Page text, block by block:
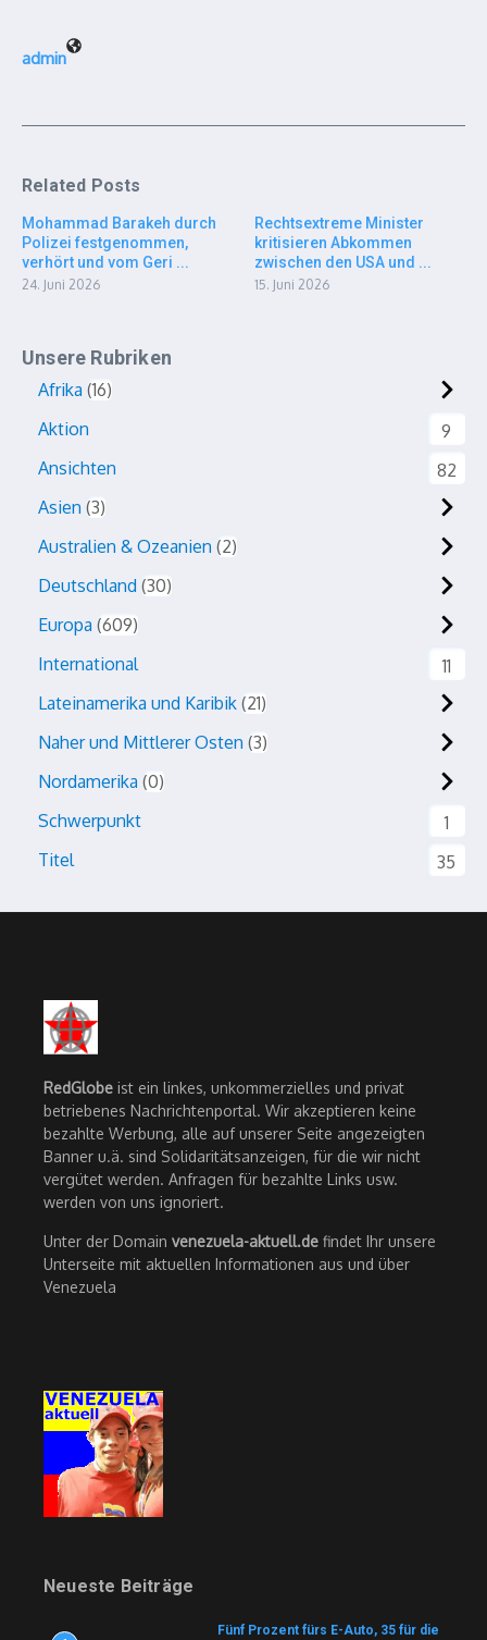
admin
Related Posts
Mohammad Barakeh durch
Polizei festgenommen,
verhört und vom Geri ...
24. Juni 2026
Rechtsextreme Minister
kritisieren Abkommen
zwischen den USA und ...
15. Juni 2026
Unsere Rubriken
Afrika 16
Aktion
9
Ansichten
82
Asien 3
Australien & Ozeanien 2
Deutschland 30
Europa 609
International
11
Lateinamerika und Karibik 21
Naher und Mittlerer Osten 3
Nordamerika 0
Schwerpunkt
1
Titel
35
RedGlobe ist ein linkes, unkommerzielles und privat
betriebenes Nachrichtenportal. Wir akzeptieren keine
bezahlte Werbung, alle auf unserer Seite angezeigten
Banner u.ä. sind Solidaritätsanzeigen, für die wir nicht
vergütet werden. Anfragen für bezahlte Links usw.
werden von uns ignoriert.
Unter der Domain venezuela-aktuell.de findet Ihr unsere
Unterseite mit aktuellen Informationen aus und über
Venezuela
Neueste Beiträge
Fünf Prozent fürs E-Auto, 35 für die